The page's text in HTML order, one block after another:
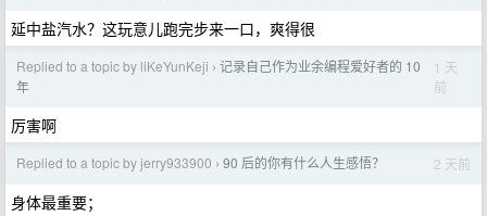
延中盐汽水？这玩意儿跑完步来一口，爽得很
Replied to a topic by liKeYunKeji › 记录自己作为业余编程爱好者的 10
年
1 天
前
厉害啊
Replied to a topic by jerry933900 › 90 后的你有什么人生感悟？ 2 天前
身体最重要；